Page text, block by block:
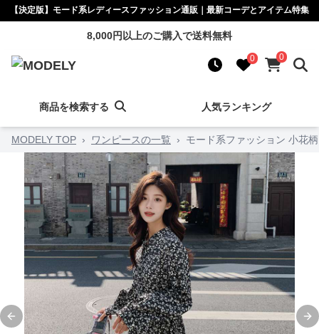
【決定版】モード系レディースファッション通販｜最新コーデとアイテム特集
8,000円以上のご購入で送料無料
0 0
商品を検索する 人気ランキング
MODELY TOP › ワンピースの一覧 › モード系ファッション 小花
Previous slide